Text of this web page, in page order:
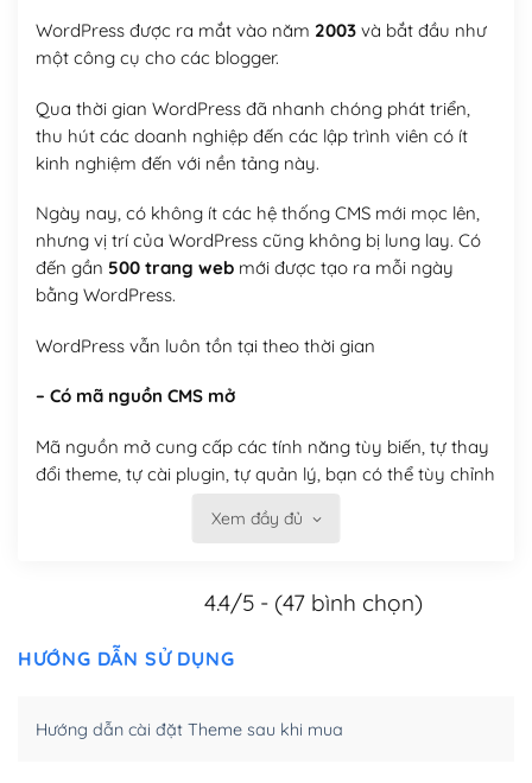
WordPress được ra mắt vào năm 2003và bắt đầu như
một công cụ cho các blogger.
Qua thời gian WordPress đã nhanh chóng phát triển,
thu hút các doanh nghiệp đến các lập trình viên có ít
kinh nghiệm đến với nền tảng này.
Ngày nay, có không ít các hệ thống CMS mới mọc lên,
nhưng vị trí của WordPress cũng không bị lung lay. Có
đến gần 500 trang webmới được tạo ra mỗi ngày
bằng WordPress.
WordPress vẫn luôn tồn tại theo thời gian
– Có mã nguồn CMS mở
Mã nguồn mở cung cấp các tính năng tùy biến, tự thay
đổi theme, tự cài plugin, tự quản lý, bạn có thể tùy chỉnh
Có thể tùy biến trên website WordPress
Xem đầy đủ
4.4/5 - (47 bình chọn)
HƯỚNG DẪN SỬ DỤNG
Hướng dẫn cài đặt Theme sau khi mua